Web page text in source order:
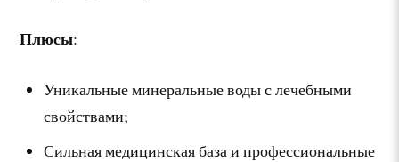
Плюсы:
Уникальные минеральные воды с лечебными
свойствами;
Сильная медицинская база и профессиональные